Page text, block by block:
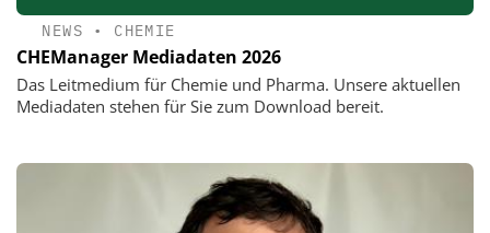
NEWS • CHEMIE
CHEManager Mediadaten 2026
Das Leitmedium für Chemie und Pharma. Unsere aktuellen
Mediadaten stehen für Sie zum Download bereit.